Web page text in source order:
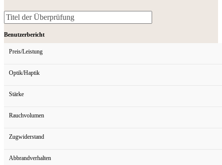
Benutzerbericht
Preis/Leistung
Optik/Haptik
Stärke
Rauchvolumen
Zugwiderstand
Abbrandverhalten